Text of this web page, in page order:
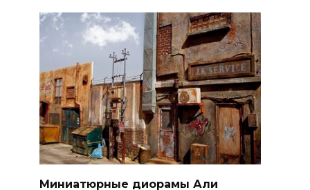
Миниатюрные диорамы Али